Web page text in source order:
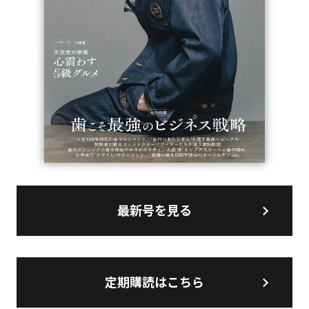
最新号を見る
定期購読はこちら